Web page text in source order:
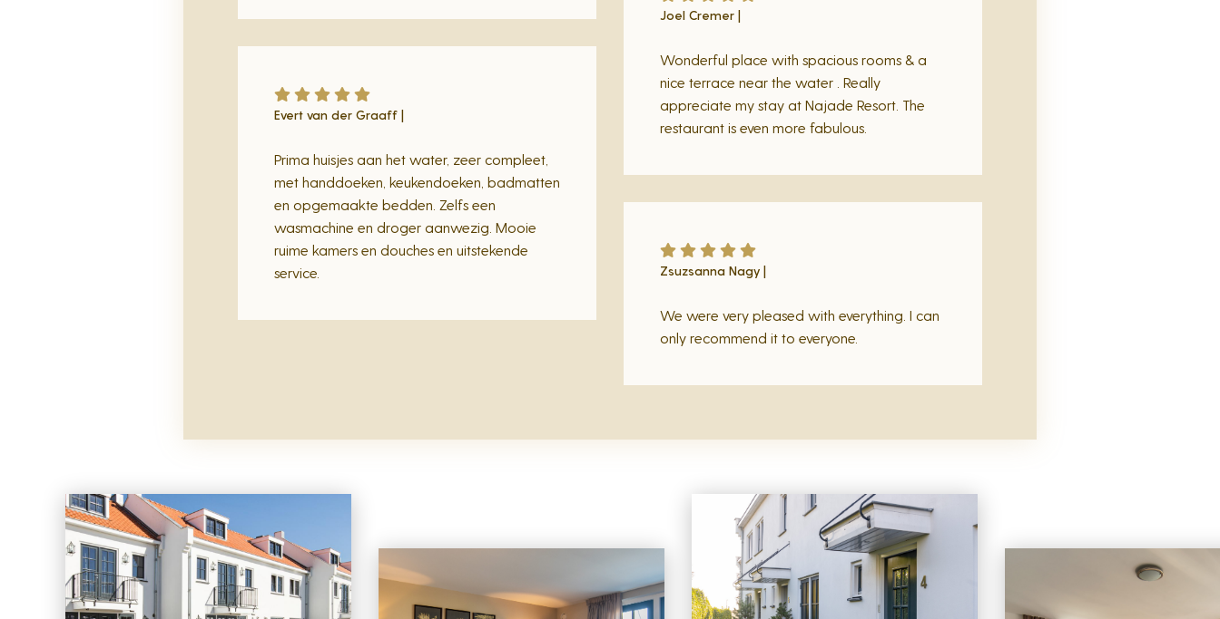
Evert van der Graaff |
Prima huisjes aan het water, zeer compleet,
met handdoeken, keukendoeken, badmatten
en opgemaakte bedden. Zelfs een
wasmachine en droger aanwezig. Mooie
ruime kamers en douches en uitstekende
service.
Joel Cremer |
Wonderful place with spacious rooms & a
nice terrace near the water . Really
appreciate my stay at Najade Resort. The
restaurant is even more fabulous.
Zsuzsanna Nagy |
We were very pleased with everything. I can
only recommend it to everyone.